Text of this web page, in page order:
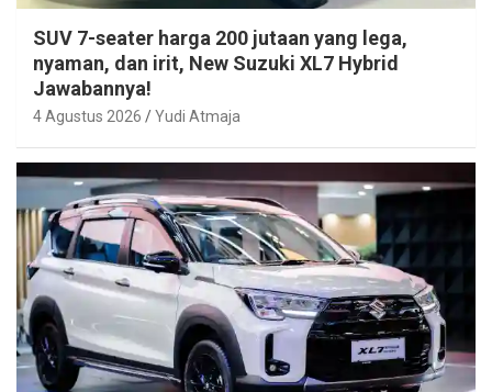
SUV 7-seater harga 200 jutaan yang lega,
nyaman, dan irit, New Suzuki XL7 Hybrid
Jawabannya!
4 Agustus 2026 Yudi Atmaja